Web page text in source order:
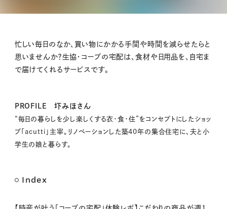
忙しい毎日のなか、買い物にかかる手間や時間を減らせたらと
思いませんか？生協・コープの宅配は、食材や日用品を、自宅ま
で届けてくれるサービスです。
PROFILE 圷みほさん
“毎日の暮らしを少し楽しくする衣・食・住”をコンセプトにしたショッ
プ「acutti」主宰。リノベーションした築40年の集合住宅に、夫と小
学生の娘と暮らす。
Index